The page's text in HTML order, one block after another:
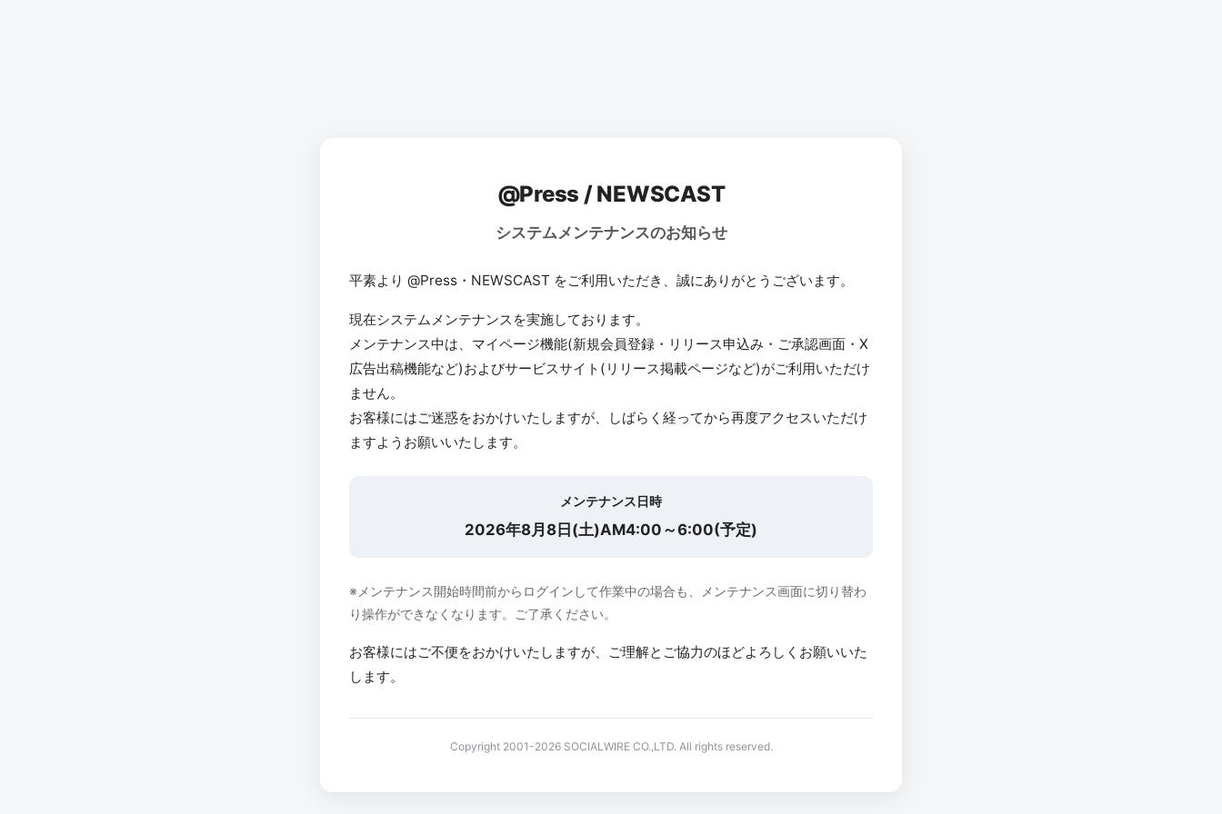
@Press / NEWSCAST
システムメンテナンスのお知らせ
平素より @Press・NEWSCAST をご利用いただき、誠にありがとうございます。
現在システムメンテナンスを実施しております。
メンテナンス中は、マイページ機能(新規会員登録・リリース申込み・ご承認画面・X
広告出稿機能など)およびサービスサイト(リリース掲載ページなど)がご利用いただけ
ません。
お客様にはご迷惑をおかけいたしますが、しばらく経ってから再度アクセスいただけ
ますようお願いいたします。
メンテナンス日時
2026年8月8日(土)AM4:00～6:00(予定)
※メンテナンス開始時間前からログインして作業中の場合も、メンテナンス画面に切り替わ
り操作ができなくなります。ご了承ください。
お客様にはご不便をおかけいたしますが、ご理解とご協力のほどよろしくお願いいた
します。
Copyright 2001-2026 SOCIALWIRE CO.,LTD. All rights reserved.